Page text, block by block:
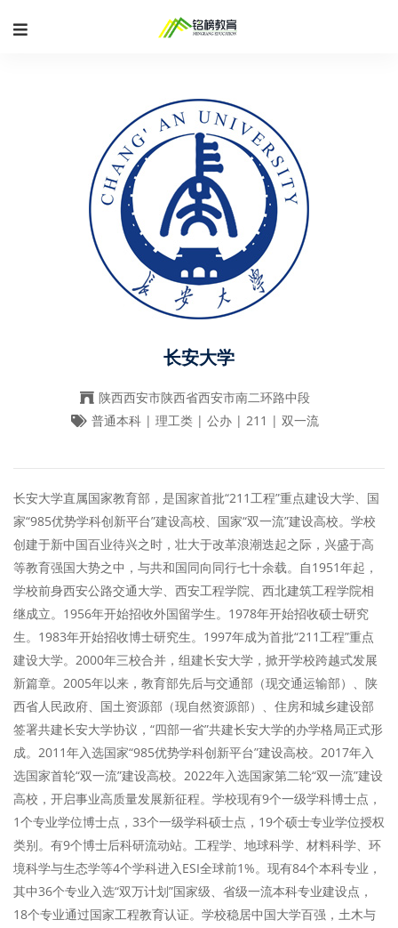
长安大学
陕西西安市陕西省西安市南二环路中段
普通本科 | 理工类 | 公办 | 211 | 双一流
长安大学直属国家教育部，是国家首批“211工程”重点建设大学、国
家“985优势学科创新平台”建设高校、国家“双一流”建设高校。学校
创建于新中国百业待兴之时，壮大于改革浪潮迭起之际，兴盛于高
等教育强国大势之中，与共和国同向同行七十余载。自1951年起，
学校前身西安公路交通大学、西安工程学院、西北建筑工程学院相
继成立。1956年开始招收外国留学生。1978年开始招收硕士研究
生。1983年开始招收博士研究生。1997年成为首批“211工程”重点
建设大学。2000年三校合并，组建长安大学，掀开学校跨越式发展
新篇章。2005年以来，教育部先后与交通部（现交通运输部）、陕
西省人民政府、国土资源部（现自然资源部）、住房和城乡建设部
签署共建长安大学协议，“四部一省”共建长安大学的办学格局正式形
成。2011年入选国家“985优势学科创新平台”建设高校。2017年入
选国家首轮“双一流”建设高校。2022年入选国家第二轮“双一流”建设
高校，开启事业高质量发展新征程。学校现有9个一级学科博士点，
1个专业学位博士点，33个一级学科硕士点，19个硕士专业学位授权
类别。有9个博士后科研流动站。工程学、地球科学、材料科学、环
境科学与生态学等4个学科进入ESI全球前1%。现有84个本科专业，
其中36个专业入选“双万计划”国家级、省级一流本科专业建设点，
18个专业通过国家工程教育认证。学校稳居中国大学百强，土木与